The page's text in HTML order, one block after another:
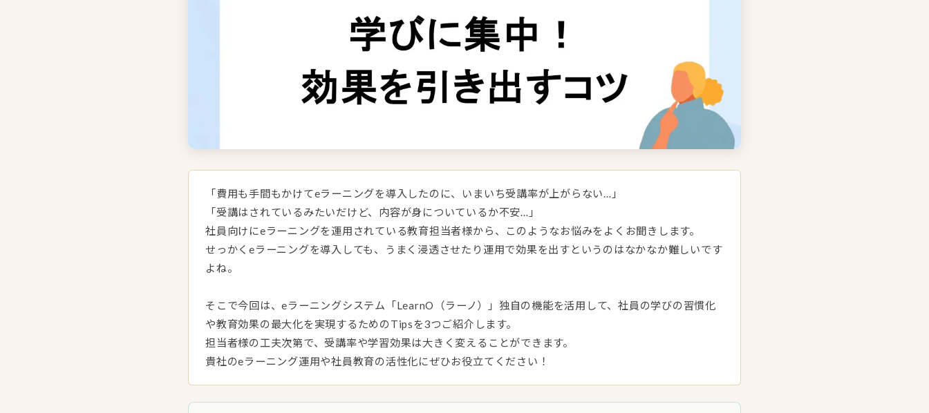
「費用も手間もかけてeラーニングを導入したのに、いまいち受講率が上がらない…」
「受講はされているみたいだけど、内容が身についているか不安…」
社員向けにeラーニングを運用されている教育担当者様から、このようなお悩みをよくお聞きします。
せっかくeラーニングを導入しても、うまく浸透させたり運用で効果を出すというのはなかなか難しいです
よね。
そこで今回は、eラーニングシステム「LearnO（ラーノ）」独自の機能を活用して、社員の学びの習慣化
や教育効果の最大化を実現するためのTipsを3つご紹介します。
担当者様の工夫次第で、受講率や学習効果は大きく変えることができます。
貴社のeラーニング運用や社員教育の活性化にぜひお役立てください！